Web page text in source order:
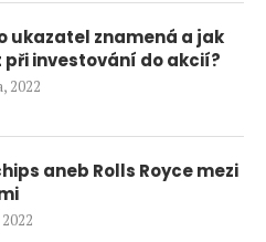
ukazatel znamená a jak
při investování do akcií?
2022
aneb Rolls Royce mezi